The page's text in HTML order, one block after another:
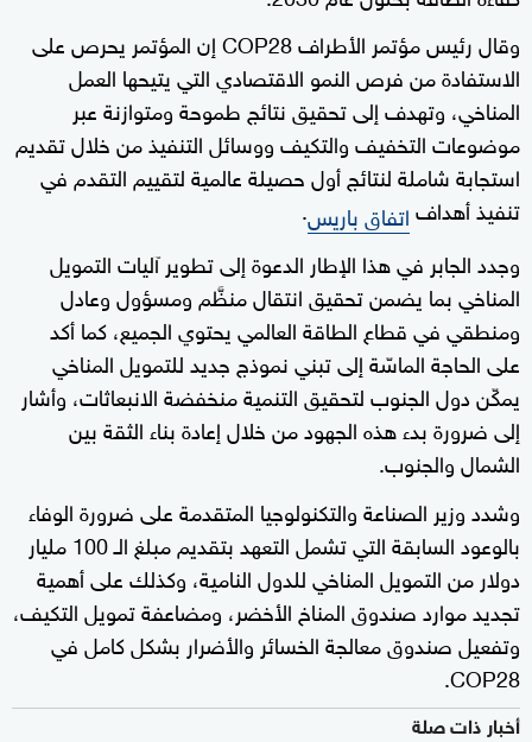
وقال رئيس مؤتمر الأطراف COP28 إن المؤتمر يحرص على
الاستفادة من فرص النمو الاقتصادي التي يتيحها العمل
المناخي، وتهدف إلى تحقيق نتائج طموحة ومتوازنة عبر
موضوعات التخفيف والتكيف ووسائل التنفيذ من خلال تقديم
استجابة شاملة لنتائج أول حصيلة عالمية لتقييم التقدم في
تنفيذ أهدافاتفاق باريس.
وجدد الجابر في هذا الإطار الدعوة إلى تطوير آليات التمويل
المناخي بما يضمن تحقيق انتقال منظَّم ومسؤول وعادل
ومنطقي في قطاع الطاقة العالمي يحتوي الجميع، كما أكد
على الحاجة الماسّة إلى تبني نموذج جديد للتمويل المناخي
يمكّن دول الجنوب لتحقيق التنمية منخفضة الانبعاثات، وأشار
إلى ضرورة بدء هذه الجهود من خلال إعادة بناء الثقة بين
الشمال والجنوب.
وشدد وزير الصناعة والتكنولوجيا المتقدمة على ضرورة الوفاء
بالوعود السابقة التي تشمل التعهد بتقديم مبلغ الـ 100 مليار
دولار من التمويل المناخي للدول النامية، وكذلك على أهمية
تجديد موارد صندوق المناخ الأخضر، ومضاعفة تمويل التكيف،
وتفعيل صندوق معالجة الخسائر والأضرار بشكل كامل في
COP28.
أخبار ذات صلة